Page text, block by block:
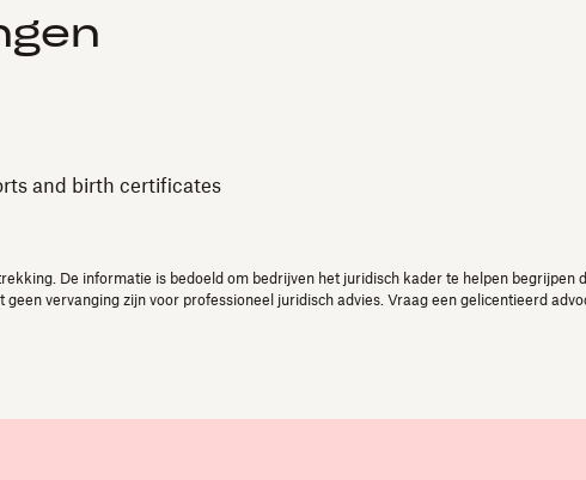
and birth certificates
De informatie is bedoeld om bedrijven het juridisch kader te helpen begrijpen
vervanging zijn voor professioneel juridisch advies. Vraag een gelicentieerd